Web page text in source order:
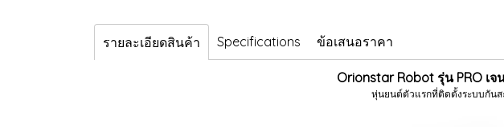
รายละเอียดสินค้า Specifications ข้อเสนอราคา
Orionstar Robot รุ่น PRO เจ
หุ่นยนต์ตัวแรกที่ติดตั้งระบบกันส